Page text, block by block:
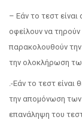
– Εάν το τεστ
οφείλουν να
παρακολουθούν την
την ολοκλήρωση
.-Εάν το τεστ είναι
την απομόνωση των
επανάληψη του